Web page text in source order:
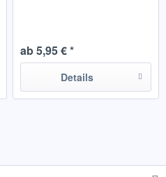
ab 5,95 € *
Details